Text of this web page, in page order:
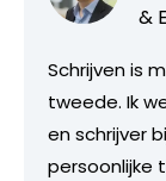
&
Schrijven is
tweede. Ik
en schrijver
persoonlijke